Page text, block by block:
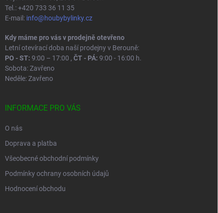
Tel.: +420 733 36 11 35
E-mail: info@houbybylinky.cz
Kdy máme pro vás v prodejně otevřeno
Letní otevírací doba naší prodejny v Berouně:
PO - ST: 9:00 – 17:00 , ČT - PÁ: 9:00 - 16:00 h.
Sobota: Zavřeno
Neděle: Zavřeno
INFORMACE PRO VÁS
O nás
Doprava a platba
Všeobecné obchodní podmínky
Podmínky ochrany osobních údajů
Hodnocení obchodu